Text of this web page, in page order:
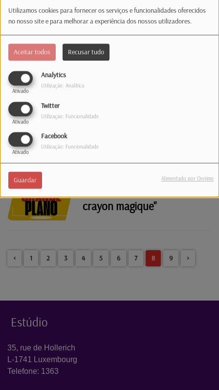
Utilizamos cookies para fornecer os serviços e funcionalidades oferecidos
no nosso site e para melhorar a experiência dos nossos utilizadores.
Aceitar todos Recusar tudo
Analytics
Ativado
Utilização: Analítica
Twitter
Ativado
Utilização: Funcionalidade
Facebook
Ativado
Utilização: Funcionalidade
Guardar Alimentado por Orejime
Grande Plano - "Gladiator
II"
Substance"
crayon magique"
< 1 2 3 4 5 6 7 8 9 >
Estúdio
35, rue de Hollerich
L-1741 Luxembourg
Telefone: 1363